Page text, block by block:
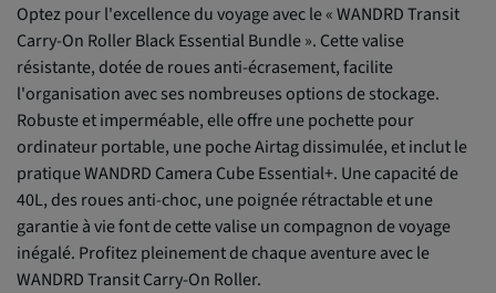
Optez pour l'excellence du voyage avec le « WANDRD Transit
Carry-On Roller Black Essential Bundle ». Cette valise
résistante, dotée de roues anti-écrasement, facilite
l'organisation avec ses nombreuses options de stockage.
Robuste et imperméable, elle offre une pochette pour
ordinateur portable, une poche Airtag dissimulée, et inclut le
pratique WANDRD Camera Cube Essential+. Une capacité de
40L, des roues anti-choc, une poignée rétractable et une
garantie à vie font de cette valise un compagnon de voyage
inégalé. Profitez pleinement de chaque aventure avec le
WANDRD Transit Carry-On Roller.